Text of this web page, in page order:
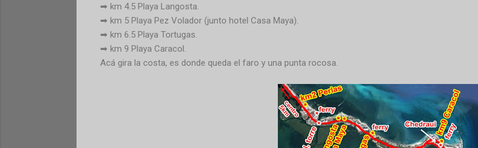
➡ km 4.5 Playa Langosta.
➡ km 5 Playa Pez Volador (junto hotel Casa Maya).
➡ km 6.5 Playa Tortugas.
➡ km 9 Playa Caracol.
Acá gira la costa, es donde queda el faro y una punta rocosa.